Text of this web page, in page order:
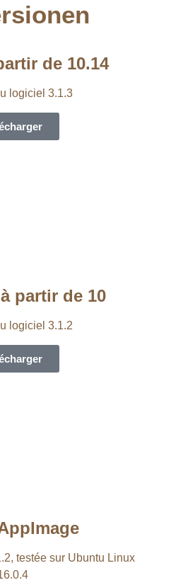
de 10.14
logiciel 3.1.3
partir de 10
logiciel 3.1.2
testée sur Ubuntu Linux